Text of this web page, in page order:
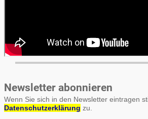
Newsletter abonnieren
Wenn Sie sich in den Newsletter eintragen
Datenschutzerklärung zu.